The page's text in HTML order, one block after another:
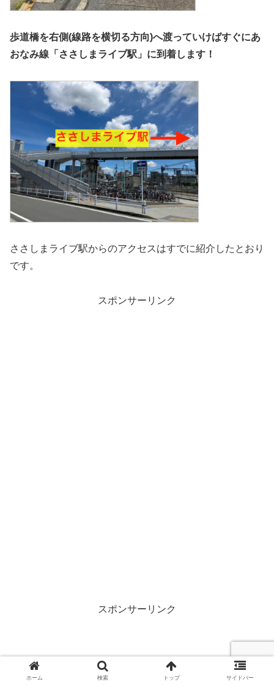
歩道橋を右側(線路を横切る方向)へ渡っていけばすぐにあ
おなみ線「ささしまライブ駅」に到着します！
ささしまライブ駅からのアクセスはすでに紹介したとおり
です。
スポンサーリンク
スポンサーリンク
ホーム 検索 トップ サイドバー